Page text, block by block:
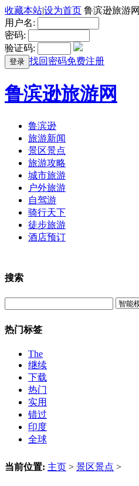
收藏本站|设为首页 鲁滨逊旅游网
用户名:
密码:
验证码:
登录 找回密码免费注册
鲁滨逊旅游网
鲁滨逊
旅游新闻
景区景点
旅游攻略
城市旅游
户外旅游
自驾游
骑行天下
徒步旅游
酒店预订
搜索
热门标签
The
继续
下载
热门
实用
错过
印度
全球
当前位置: 主页 > 景区景点 >